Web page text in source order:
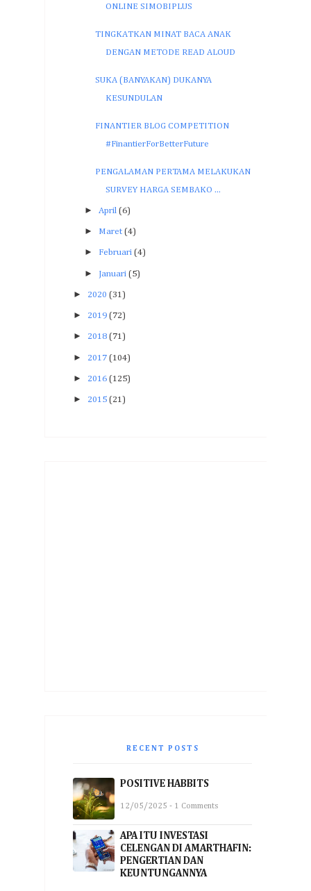
ONLINE SIMOBIPLUS
TINGKATKAN MINAT BACA ANAK
DENGAN METODE READ ALOUD
SUKA (BANYAKAN) DUKANYA
KESUNDULAN
FINANTIER BLOG COMPETITION
#FinantierForBetterFuture
PENGALAMAN PERTAMA MELAKUKAN
SURVEY HARGA SEMBAKO ...
► April (6)
► Maret (4)
► Februari (4)
► Januari (5)
► 2020 (31)
► 2019 (72)
► 2018 (71)
► 2017 (104)
► 2016 (125)
► 2015 (21)
RECENT POSTS
POSITIVE HABBITS
12/05/2025 - 1 Comments
APA ITU INVESTASI
CELENGAN DI AMARTHAFIN:
PENGERTIAN DAN
KEUNTUNGANNYA